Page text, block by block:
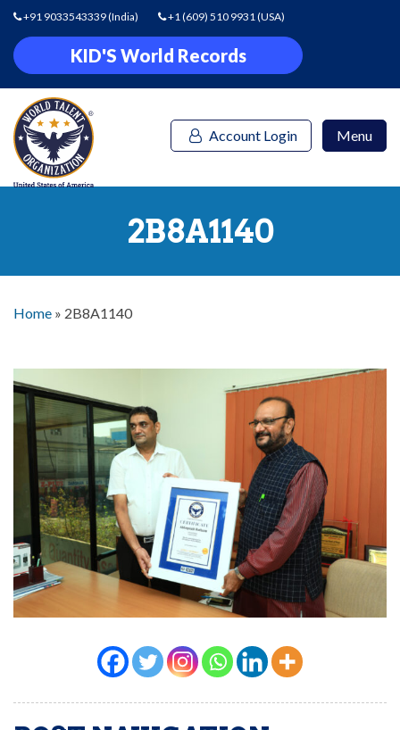
+91 9033543339(India) +1 (609) 510 9931(USA)
KID'S World Records
Account Login Menu
2B8A1140
Home » 2B8A1140